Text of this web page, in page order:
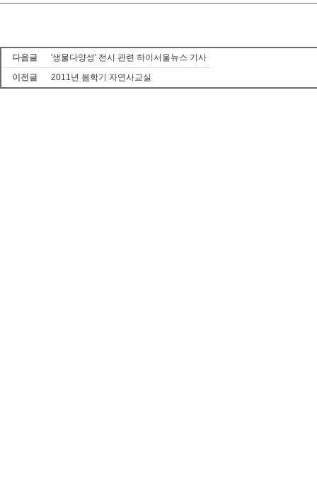
다음글
'생물다양성' 전시 관련 하이서울뉴스 기사
이전글
2011년 봄학기 자연사교실